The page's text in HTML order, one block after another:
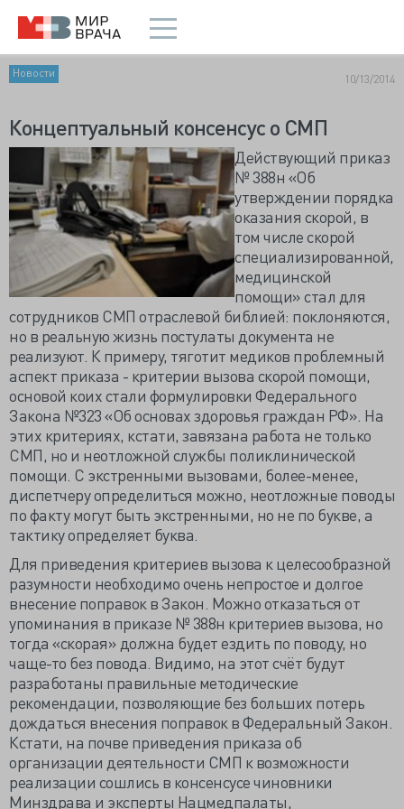
Новости 10/13/2014
Концептуальный консенсус о СМП
Действующий приказ
№ 388н «Об
утверждении порядка
оказания скорой, в
том числе скорой
специализированной,
медицинской
помощи» стал для
сотрудников СМП отраслевой библией: поклоняются,
но в реальную жизнь постулаты документа не
реализуют. К примеру, тяготит медиков проблемный
аспект приказа - критерии вызова скорой помощи,
основой коих стали формулировки Федерального
Закона №323 «Об основах здоровья граждан РФ». На
этих критериях, кстати, завязана работа не только
СМП, но и неотложной службы поликлинической
помощи. С экстренными вызовами, более-менее,
диспетчеру определиться можно, неотложные поводы
по факту могут быть экстренными, но не по букве, а
тактику определяет буква.
Для приведения критериев вызова к целесообразной
разумности необходимо очень непростое и долгое
внесение поправок в Закон. Можно отказаться от
упоминания в приказе № 388н критериев вызова, но
тогда «скорая» должна будет ездить по поводу, но
чаще-то без повода. Видимо, на этот счёт будут
разработаны правильные методические
рекомендации, позволяющие без больших потерь
дождаться внесения поправок в Федеральный Закон.
Кстати, на почве приведения приказа об
организации деятельности СМП к возможности
реализации сошлись в консенсусе чиновники
Минздрава и эксперты Нацмедпалаты,